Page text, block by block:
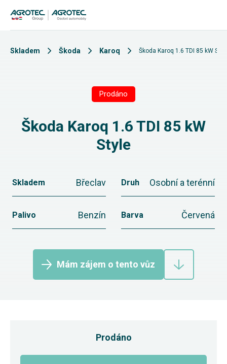
Skladem Škoda Karoq Škoda Karoq 1.6 TDI 85 kW
Prodáno
Škoda Karoq 1.6 TDI 85 kW
Style
Skladem Břeclav Druh Osobní a terénní
Palivo Benzín Barva Červená
Mám zájem o tento vůz
Prodáno